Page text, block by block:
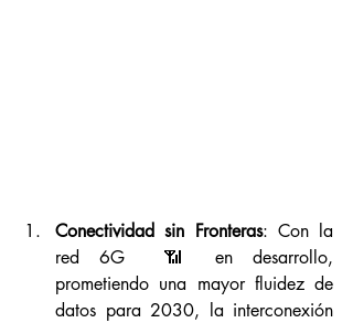
Conectividad sin Fronteras: Con la
red 6G  📶 en desarrollo,
prometiendo una mayor fluidez de
datos para 2030, la interconexión